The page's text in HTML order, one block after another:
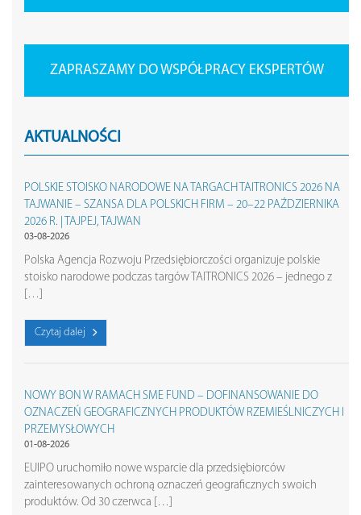
ZAPRASZAMY DO WSPÓŁPRACY EKSPERTÓW
AKTUALNOŚCI
POLSKIE STOISKO NARODOWE NA TARGACH TAITRONICS 2026 NA
TAJWANIE – SZANSA DLA POLSKICH FIRM – 20–22 PAŹDZIERNIKA
2026 R. | TAJPEJ, TAJWAN
03-08-2026
Polska Agencja Rozwoju Przedsiębiorczości organizuje polskie
stoisko narodowe podczas targów TAITRONICS 2026 – jednego z
[…]
Czytaj dalej
NOWY BON W RAMACH SME FUND – DOFINANSOWANIE DO
OZNACZEŃ GEOGRAFICZNYCH PRODUKTÓW RZEMIEŚLNICZYCH I
PRZEMYSŁOWYCH
01-08-2026
EUIPO uruchomiło nowe wsparcie dla przedsiębiorców
zainteresowanych ochroną oznaczeń geograficznych swoich
produktów. Od 30 czerwca […]